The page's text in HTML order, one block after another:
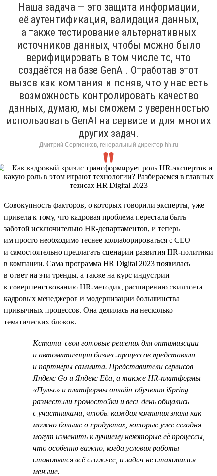
Наша задача — это защита информации,
её аутентификация, валидация данных,
а также тестирование альтернативных
источников данных, чтобы можно было
верифицировать в том числе то, что
создаётся на базе GenAI. Отработав этот
вызов как компания и поняв, что у нас есть
возможность контролировать качество
данных, думаю, мы сможем с уверенностью
использовать GenAI на сервисе и для многих
других задач.
Дмитрий Сергиенков, генеральный директор hh.ru
Совокупность факторов, о которых говорили эксперты, уже
привела к тому, что кадровая проблема перестала быть
заботой исключительно HR-департаментов, и теперь
им просто необходимо теснее коллаборироваться с СЕО
и самостоятельно предлагать сценарии развития HR-политики
в компании. Сама программа HR Digital 2023 появилась
в ответ на эти тренды, а также на курс индустрии
к совершенствованию HR-методик, расширению скиллсета
кадровых менеджеров и модернизации большинства
привычных процессов. Она делилась на несколько
тематических блоков.
Кстати, свои готовые решения для оптимизации
и автоматизации бизнес-процессов представили
и партнёры саммита. Представители сервисов
Яндекс Go и Яндекс Еда, а также HR-платформы
«Пульс» и платформы онлайн-обучения iSpring
разместили промостойки и весь день общались
с участниками, чтобы каждая компания знала как
можно больше о продуктах, которые уже сегодня
могут изменить к лучшему некоторые её процессы,
что особенно важно, когда условия работы
становятся всё сложнее, а задач не становится
меньше.